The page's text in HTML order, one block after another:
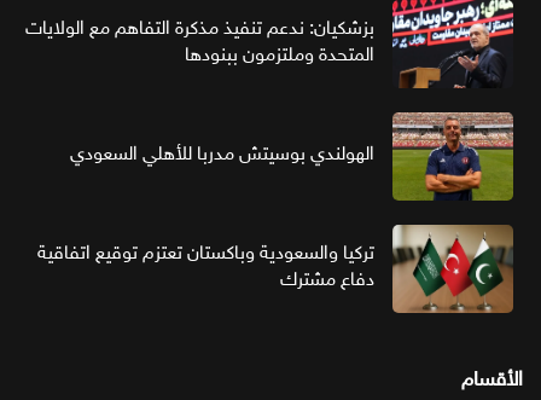
بزشكيان: ندعم تنفيذ مذكرة التفاهم مع الولايات
المتحدة وملتزمون ببنودها
الهولندي بوسيتش مدربا للأهلي السعودي
تركيا والسعودية وباكستان تعتزم توقيع اتفاقية
دفاع مشترك
الأقسام